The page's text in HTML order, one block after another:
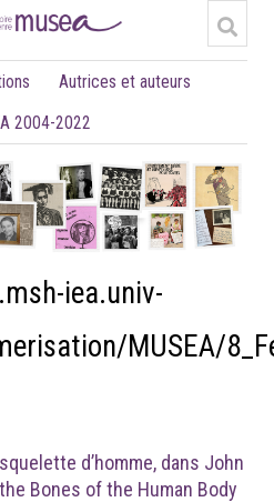
Autrices et auteurs
2004-2022
iea.univ-
MUSEA/
d’homme, dans John
Bones of the Human Body